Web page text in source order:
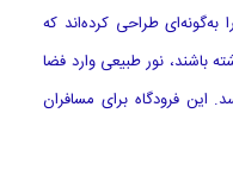
به‌گونه‌ای طراحی کرده‌اند که
باشند، نور طبیعی وارد فضا
فرودگاه برای مسافران